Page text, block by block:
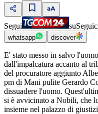
Segui su
whatsapp discover
E' stato messo in salvo
dall'impalcatura accanto al
del procuratore aggiunto
pm di Mani pulite Gerardo
dissuadere l'uomo.
si è avvicinato a Nobili, che
insieme nel palazzo di